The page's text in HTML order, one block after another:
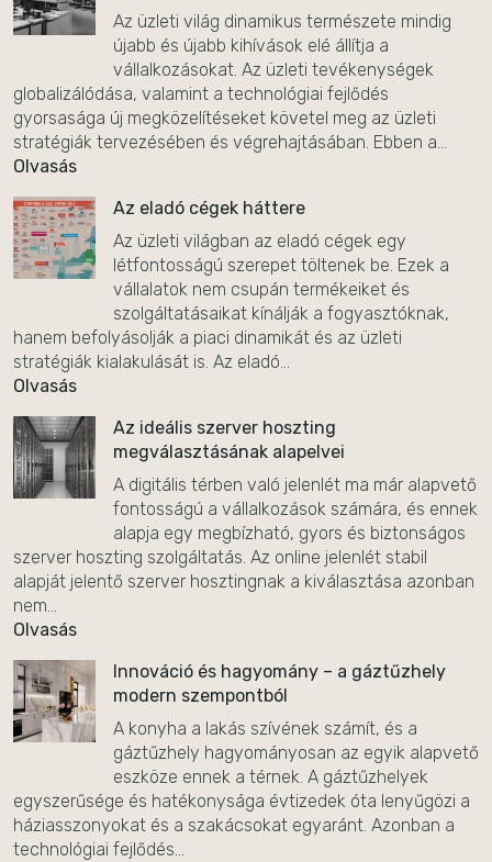
Az üzleti világ dinamikus természete mindig
újabb és újabb kihívások elé állítja a
vállalkozásokat. Az üzleti tevékenységek
globalizálódása, valamint a technológiai fejlődés
gyorsasága új megközelítéseket követel meg az üzleti
stratégiák tervezésében és végrehajtásában. Ebben a...
Olvasás
Az eladó cégek háttere
Az üzleti világban az eladó cégek egy
létfontosságú szerepet töltenek be. Ezek a
vállalatok nem csupán termékeiket és
szolgáltatásaikat kínálják a fogyasztóknak,
hanem befolyásolják a piaci dinamikát és az üzleti
stratégiák kialakulását is. Az eladó...
Olvasás
Az ideális szerver hoszting
megválasztásának alapelvei
A digitális térben való jelenlét ma már alapvető
fontosságú a vállalkozások számára, és ennek
alapja egy megbízható, gyors és biztonságos
szerver hoszting szolgáltatás. Az online jelenlét stabil
alapját jelentő szerver hosztingnak a kiválasztása azonban
nem...
Olvasás
Innováció és hagyomány – a gáztűzhely
modern szempontból
A konyha a lakás szívének számít, és a
gáztűzhely hagyományosan az egyik alapvető
eszköze ennek a térnek. A gáztűzhelyek
egyszerűsége és hatékonysága évtizedek óta lenyűgözi a
háziasszonyokat és a szakácsokat egyaránt. Azonban a
technológiai fejlődés...